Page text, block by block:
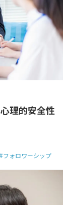
理的安全性
フォロワーシップ